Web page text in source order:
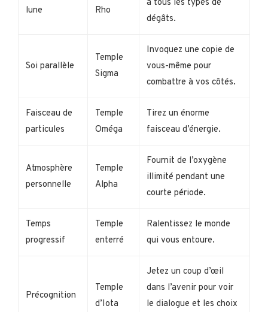
lune
Rho
à tous les types de
dégâts.
Soi parallèle
Temple
Sigma
Invoquez une copie de
vous-même pour
combattre à vos côtés.
Faisceau de
particules
Temple
Oméga
Tirez un énorme
faisceau d’énergie.
Atmosphère
personnelle
Temple
Alpha
Fournit de l’oxygène
illimité pendant une
courte période.
Temps
progressif
Temple
enterré
Ralentissez le monde
qui vous entoure.
Précognition
Temple
d’Iota
Jetez un coup d’œil
dans l’avenir pour voir
le dialogue et les choix